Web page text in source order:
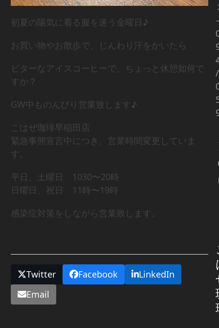
初夏の陽気に着る服を迷う金曜日♪
お買い物やお散歩で、じんわり汗をかいたら
ビターなアイスコーヒーで、ちょっと休憩如何で
すか？
GW中ものんびり営業致します♪
こはぜ珈琲早稲田店
緊急事態宣言中につき、営業時間変更していま
す。
平日、土曜日 1030〜20時
日曜日、祝日 11時〜19時
感染症対策をしながら営業致します。
Twitter Facebook
LinkedIn
Email
/